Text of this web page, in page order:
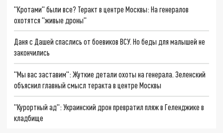
"Кротами" были все? Теракт в центре Москвы: На генералов
охотятся "живые дроны"
Даня с Дашей спаслись от боевиков ВСУ. Но беды для малышей не
закончились
"Мы вас заставим": Жуткие детали охоты на генерала. Зеленский
объяснил главный смысл теракта в центре Москвы
"Курортный ад": Украинский дрон превратил пляж в Геленджике в
кладбище